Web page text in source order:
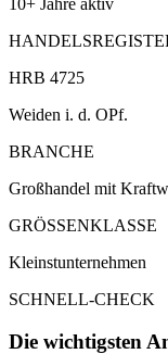
HRB 4725
Weiden i. d. OPf.
BRANCHE
Großhandel mit
GRÖSSENKLASSE
Kleinstunternehmen
SCHNELL-CHECK
Die wichtigsten